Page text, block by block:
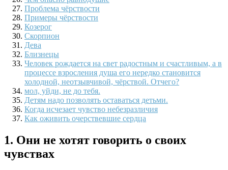
Проблема чёрствости
Примеры чёрствости
Козерог
Скорпион
Дева
Близнецы
Человек рождается на свет радостным и счастливым, а в
процессе взросления душа его нередко становится
холодной, неотзывчивой, чёрствой. Отчего?
мол, уйди, не до тебя.
Детям надо позволять оставаться детьми.
Когда исчезает чувство небезразличия
Как оживить очерствевшие сердца
1. Они не хотят говорить о своих
чувствах